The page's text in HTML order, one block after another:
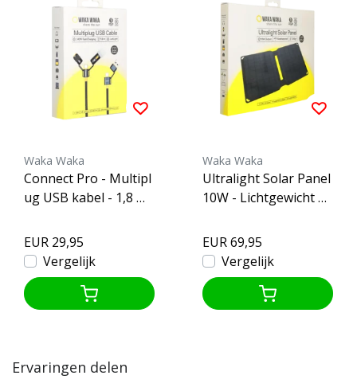
Waka Waka
Connect Pro - Multipl
ug USB kabel - 1,8 me
EUR 29,95
Vergelijk
Waka Waka
Ultralight Solar Panel
10W - Lichtgewicht Z
EUR 69,95
Vergelijk
Ervaringen delen